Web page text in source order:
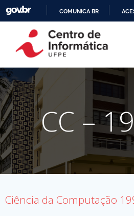
COMUNICA BR
CC –
Ciência da Computação